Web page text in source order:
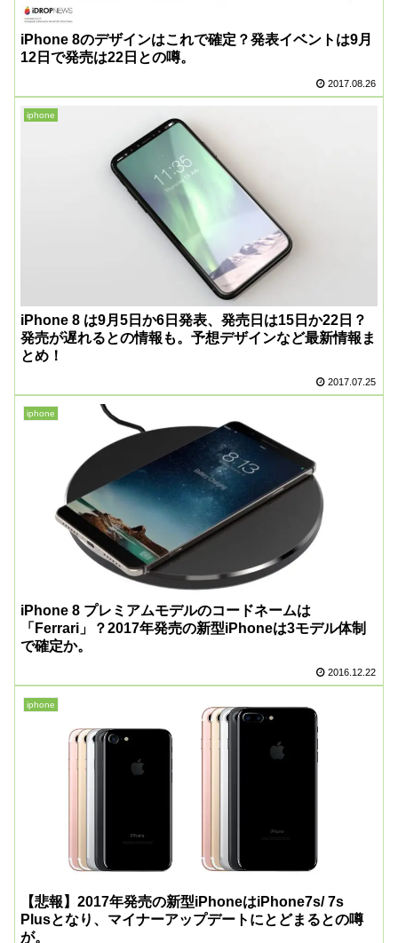
iPhone 8のデザインはこれで確定？発表イベントは9月
12日で発売は22日との噂。
2017.08.26
iphone
iPhone 8 は9月5日か6日発表、発売日は15日か22日？
発売が遅れるとの情報も。予想デザインなど最新情報ま
とめ！
2017.07.25
iphone
iPhone 8 プレミアムモデルのコードネームは
「Ferrari」？2017年発売の新型iPhoneは3モデル体制
で確定か。
2016.12.22
iphone
【悲報】2017年発売の新型iPhoneはiPhone7s/ 7s
Plusとなり、マイナーアップデートにとどまるとの噂
が。